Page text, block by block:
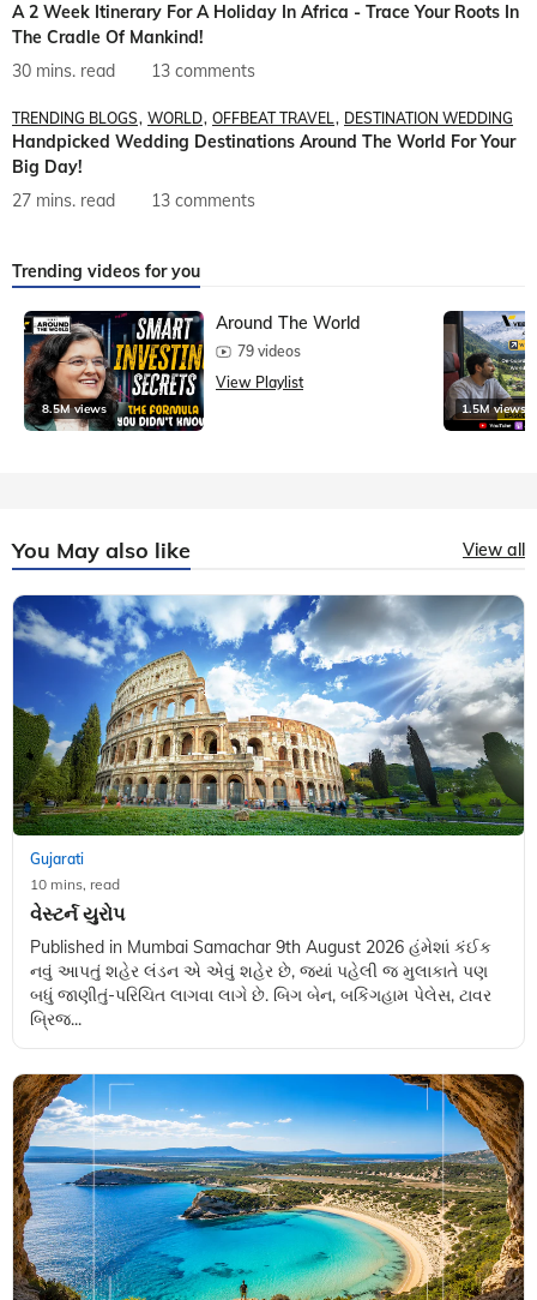
A 2 Week Itinerary For A Holiday In Africa - Trace Your Roots In
The Cradle Of Mankind!
30 mins. read
13 comments
TRENDING BLOGS WORLD OFFBEAT TRAVEL DESTINATION WEDDING
Handpicked Wedding Destinations Around The World For Your
Big Day!
27 mins. read
13 comments
Trending videos for you
8.5M views
Around The World
79 videos
View Playlist
1.5M views
You May also like View all
Gujarati
10 mins, read
વેસ્ટર્ન યુરોપ
Published in Mumbai Samachar 9th August 2026 હંમેશાં કંઈક
નવું આપતું શહેર લંડન એ એવું શહેર છે, જ્યાં પહેલી જ મુલાકાતે પણ
બધું જાણીતું-પરિચિત લાગવા લાગે છે. બિગ બેન, બકિંગહામ પેલેસ, ટાવર
બ્રિજ...